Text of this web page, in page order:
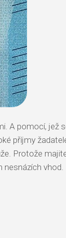
A pomocí, jež
příjmy
Protože
nesnázích vhod.